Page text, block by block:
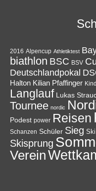
2016 Alpencup Athletiktest
biathlon BSC BSV
Deutschlandpokal
Halton Kilian Pfaffinger
Langlauf Lukas
Tournee nordic
Podest power Reisen
Schanzen Schüler Sieg Ski
Skisprung
Verein